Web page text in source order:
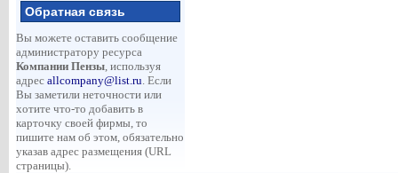
Обратная связь
Вы можете оставить сообщение
администратору ресурса
Компании Пензы, используя
адрес allcompany@list.ru. Если
Вы заметили неточности или
хотите что-то добавить в
карточку своей фирмы, то
пишите нам об этом, обязательно
указав адрес размещения (URL
страницы).